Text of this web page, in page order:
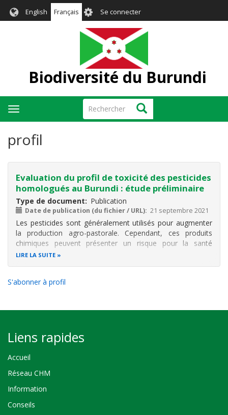
English Français User
account
menu
Se connecter
Biodiversité du Burundi
Rechercher Rechercher
Toggle
navigation
profil
Evaluation du profil de toxicité des pesticides
homologués au Burundi : étude préliminaire
Type de document Publication
Date de publication (du fichier / URL) 21 septembre 2021
Les pesticides sont généralement utilisés pour augmenter
la production agro-pastorale. Cependant, ces produits
chimiques peuvent présenter un risque pour la santé
humaine et l'environnement lorsqu'ils sont mal gérés.
LIRE LA SUITE
S'abonner à profil
Liens rapides
Accueil
Réseau CHM
Information
Conseils